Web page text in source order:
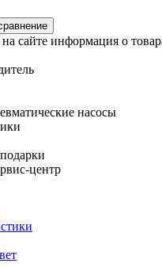
сайте информация о
насосы
центр